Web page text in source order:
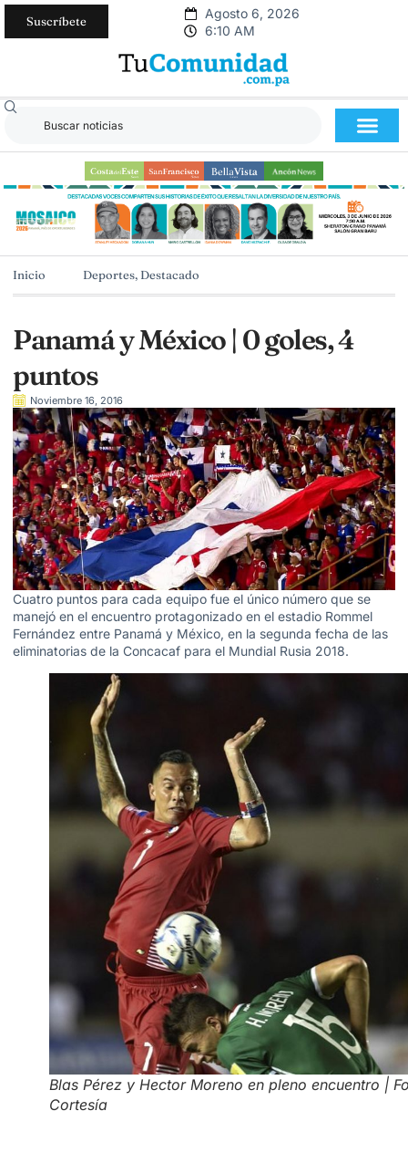
Suscríbete
Agosto 6, 2026
6:10 AM
Inicio Deportes, Destacado
Panamá y México | 0 goles, 4
puntos
Noviembre 16, 2016
Cuatro puntos para cada equipo fue el único número que se
manejó en el encuentro protagonizado en el estadio Rommel
Fernández entre Panamá y México, en la segunda fecha de las
eliminatorias de la Concacaf para el Mundial Rusia 2018.
Blas Pérez y Hector Moreno en pleno encuentro |
Cortesía